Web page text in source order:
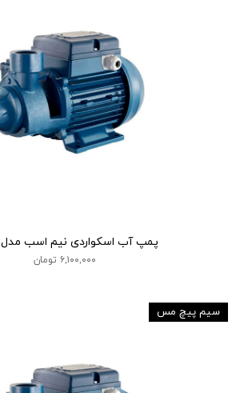
پمپ آب اسکواردی نیم اسب مدل QB60
۶,۱۰۰,۰۰۰ تومان
سیم پیچ مس